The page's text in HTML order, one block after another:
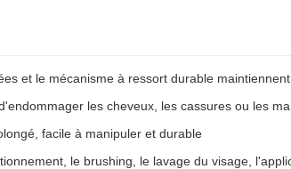
et le mécanisme à ressort durable
les cheveux, les cassures ou les
facile à manipuler et durable
le brushing, le lavage du visage,